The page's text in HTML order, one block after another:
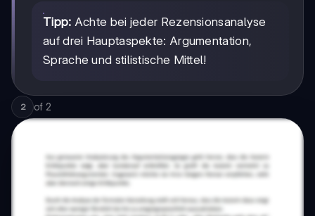
Tipp: Achte bei jeder Rezensionsanalyse
auf drei Hauptaspekte: Argumentation,
Sprache und stilistische Mittel!
2 of 2